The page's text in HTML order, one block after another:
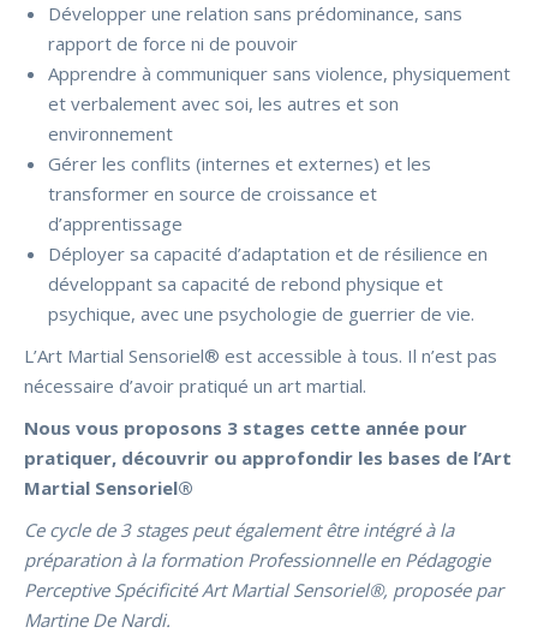
Développer une relation sans prédominance, sans
rapport de force ni de pouvoir
Apprendre à communiquer sans violence, physiquement
et verbalement avec soi, les autres et son
environnement
Gérer les conflits (internes et externes) et les
transformer en source de croissance et
d’apprentissage
Déployer sa capacité d’adaptation et de résilience en
développant sa capacité de rebond physique et
psychique, avec une psychologie de guerrier de vie.
L’Art Martial Sensoriel® est accessible à tous. Il n’est pas
nécessaire d’avoir pratiqué un art martial.
Nous vous proposons 3 stages cette année pour
pratiquer, découvrir ou approfondir les bases de l’Art
Martial Sensoriel®
Ce cycle de 3 stages peut également être intégré à la
préparation à la formation Professionnelle en Pédagogie
Perceptive Spécificité Art Martial Sensoriel®, proposée par
Martine De Nardi.